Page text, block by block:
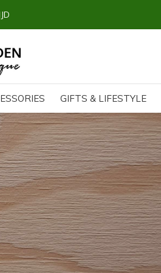
GIFTS & LIFESTYLE